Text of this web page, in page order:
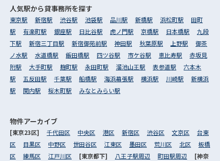
人気駅から貸事務所を探す
東京駅 新宿駅 渋谷駅 池袋駅 品川駅 新橋駅 浜松町駅
田町
駅
有楽町駅 銀座駅 日比谷駅 虎ノ門駅 京橋駅 日本橋駅
九段
下駅
新宿三丁目駅 新宿御苑前駅 神田駅 秋葉原駅 上野駅
御茶
ノ水駅
水道橋駅 飯田橋駅 四ツ谷駅 市ケ谷駅 恵比寿駅
赤坂見
附駅
大手町駅 麹町駅 永田町駅 溜池山王駅 表参道駅
六本木
駅
五反田駅 千葉駅 船橋駅 海浜幕張駅 横浜駅 川崎駅
新横浜
駅
関内駅 桜木町駅 みなとみらい駅
物件アーカイブ
[東京23区] 千代田区 中央区 港区 新宿区 渋谷区 文京区
台東
区
目黒区 中野区 世田谷区 江東区 墨田区 荒川区 北区
板橋
区
練馬区 江戸川区 [東京都下] 八王子駅周辺 町田駅周辺 [神奈